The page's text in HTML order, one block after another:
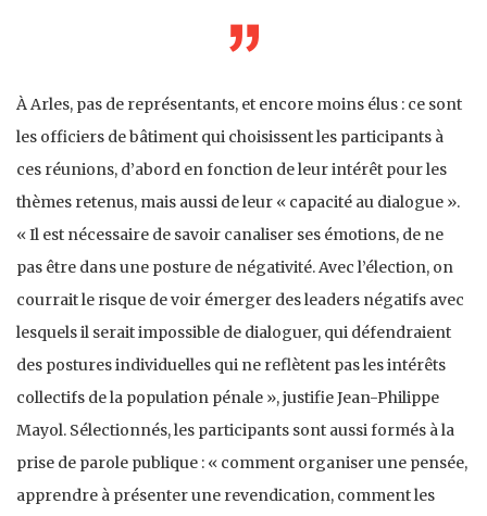
À Arles, pas de représentants, et encore moins élus : ce sont
les officiers de bâtiment qui choisissent les participants à
ces réunions, d’abord en fonction de leur intérêt pour les
thèmes retenus, mais aussi de leur « capacité au dialogue ».
« Il est nécessaire de savoir canaliser ses émotions, de ne
pas être dans une posture de négativité. Avec l’élection, on
courrait le risque de voir émerger des leaders négatifs avec
lesquels il serait impossible de dialoguer, qui défendraient
des postures individuelles qui ne reflètent pas les intérêts
collectifs de la population pénale », justifie Jean-Philippe
Mayol. Sélectionnés, les participants sont aussi formés à la
prise de parole publique : « comment organiser une pensée,
apprendre à présenter une revendication, comment les